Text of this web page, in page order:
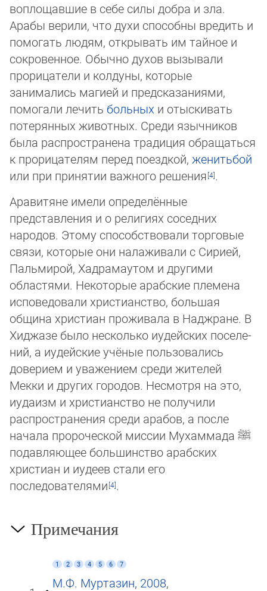
воплощавшие в себе силы добра и зла.
Арабы верили, что духи способны вредить и
помогать людям, открывать им тайное и
сокровенное. Обычно духов вызывали
прорицатели и кол­ду­ны, которые
занимались магией и предсказаниями,
помогали лечить больных и отыскивать
потерянных животных. Сре­ди язычников
была распространена традиция обращаться
к прорицателям перед поездкой, женитьбой
или при принятии важ­но­го решения
.
Аравитяне имели определённые
представления и о религиях соседних
народов. Этому способствовали торговые
связи, ко­то­рые они налаживали с Сирией,
Пальмирой, Хадрамаутом и другими
областями. Некоторые арабские племена
испо­ве­до­ва­ли христианство, большая
община христиан проживала в Наджране. В
Хиджазе было несколько иудейских поселе­
ний, а иудейские учёные пользовались
доверием и уважением среди жителей
Мекки и других городов. Несмотря на это,
иуда­изм и христианство не получили
распространения среди арабов, а после
начала пророческой миссии Мухаммада ﷺ
по­дав­ляю­щее большинство арабских
христиан и иудеев стали его
последователями
.
Примечания
1 2 3 4 5 6 7
М.Ф. Муртазин, 2008,